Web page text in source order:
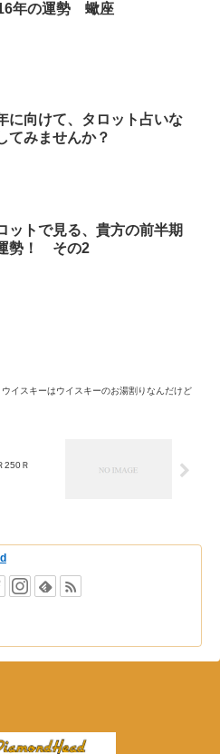
年の運勢 蠍座
に向けて、タロット占いな
てみませんか？
ットで見る、貴方の前半期
勢！ その2
ウイスキーはウイスキーのお湯割りなんだけど
250Ｒ